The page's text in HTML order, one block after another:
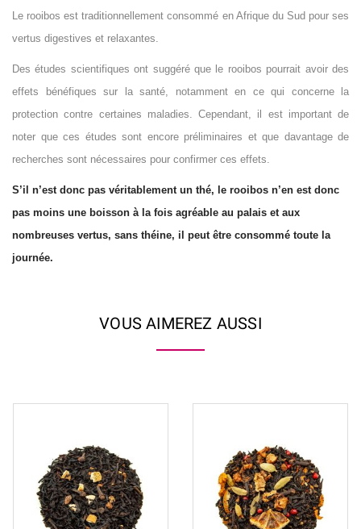
Le rooibos est traditionnellement consommé en Afrique du Sud pour ses
vertus digestives et relaxantes.
Des études scientifiques ont suggéré que le rooibos pourrait avoir des
effets bénéfiques sur la santé, notamment en ce qui concerne la
protection contre certaines maladies. Cependant, il est important de
noter que ces études sont encore préliminaires et que davantage de
recherches sont nécessaires pour confirmer ces effets.
S’il n’est donc pas véritablement un thé, le rooibos n’en est donc
pas moins une boisson à la fois agréable au palais et aux
nombreuses vertus, sans théine, il peut être consommé toute la
journée.
VOUS AIMEREZ AUSSI